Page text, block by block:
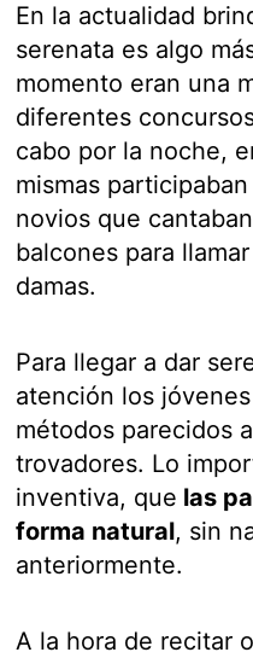
En la actualidad
serenata es algo
momento eran una
diferentes
cabo por la noche,
mismas
novios que
balcones para
damas.
Para llegar a dar
atención los
métodos parecidos
trovadores. Lo
inventiva, que las
forma natural, sin
anteriormente.
A la hora de recitar